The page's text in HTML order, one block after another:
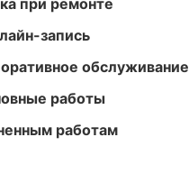
при ремонте
запись
обслуживание
работы
работам